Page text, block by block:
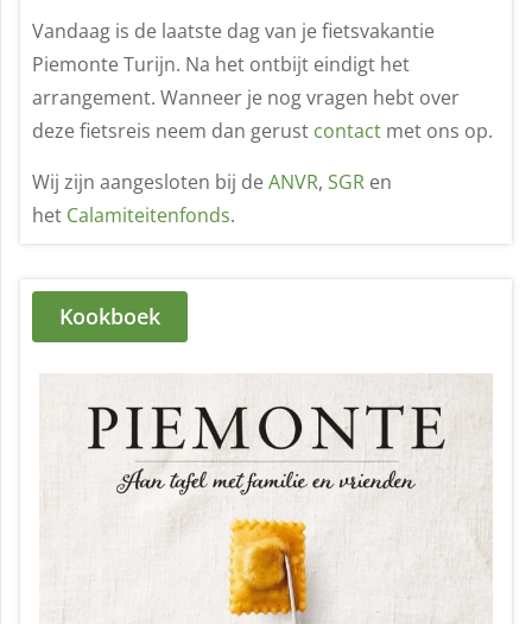
Vandaag is de laatste dag van je fietsvakantie
Piemonte Turijn. Na het ontbijt eindigt het
arrangement. Wanneer je nog vragen hebt over
deze fietsreis neem dan gerust contact met ons op.
Wij zijn aangesloten bij deANVR, SGR en
het Calamiteitenfonds.
Kookboek